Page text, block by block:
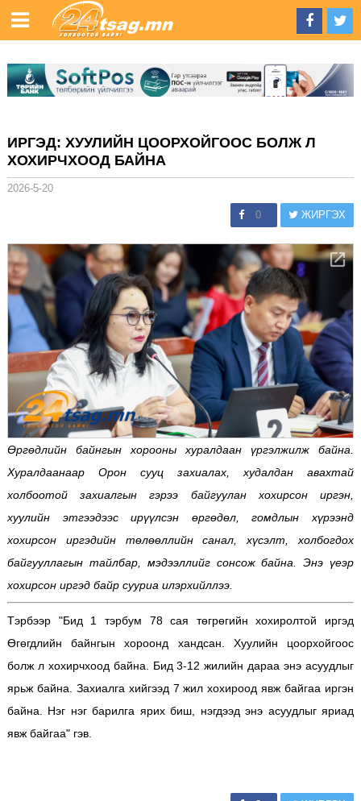
ИРГЭД: ХУУЛИЙН ЦООРХОЙГООС БОЛЖ Л
ХОХИРЧХООД БАЙНА
2026-5-20
0 ЖИРГЭХ
Өргөдлийн байнгын хорооны хуралдаан үргэлжилж байна.
Хуралдаанаар Орон сууц захиалах, худалдан авахтай
холбоотой захиалгын гэрээ байгуулан хохирсон иргэн,
хуулийн этгээдээс ирүүлсэн өргөдөл, гомдлын хүрээнд
хохирсон иргэдийн төлөөллийн санал, хүсэлт, холбогдох
байгууллагын тайлбар, мэдээллийг сонсож байна. Энэ үеэр
хохирсон иргэд байр сууриа илэрхийллээ.
Тэрбээр "Бид 1 тэрбум 78 сая төгрөгийн хохиролтой иргэд
Өгөгдлийн байнгын хороонд хандсан. Хуулийн цоорхойгоос
болж л хохирчхоод байна. Бид 3-12 жилийн дараа энэ асуудлыг
ярьж байна. Захиалга хийгээд 7 жил хохироод явж байгаа иргэн
байна. Нэг нэг барилга ярих биш, нэгдээд энэ асуудлыг яриад
явж байгаа" гэв.